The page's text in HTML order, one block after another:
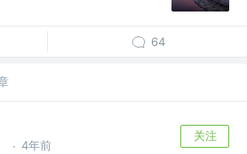
64
· 4年前
关注